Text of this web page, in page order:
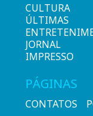
CULTURA
ÚLTIMAS
JORNAL
IMPRESSO
PÁGINAS
CONTATOS